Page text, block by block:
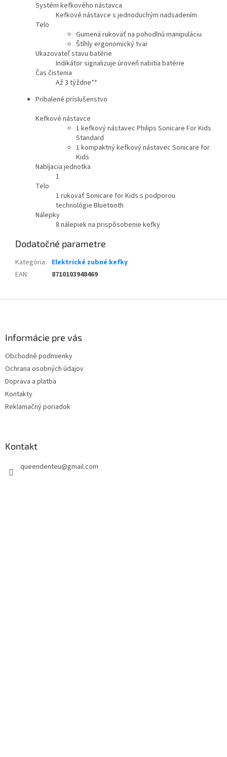
Systém kefkového nástavca
Kefkové nástavce s jednoduchým nadsadením
Telo
Gumená rukoväť na pohodlnú manipuláciu
Štíhly ergonomický tvar
Ukazovateľ stavu batérie
Indikátor signalizuje úroveň nabitia batérie
Čas čistenia
Až 3 týždne**
Pribalené príslušenstvo
Kefkové nástavce
1 kefkový nástavec Philips Sonicare For Kids
Standard
1 kompaktný kefkový nástavec Sonicare for
Kids
Nabíjacia jednotka
1
Telo
1 rukoväť Sonicare for Kids s podporou
technológie Bluetooth
Nálepky
8 nálepiek na prispôsobenie kefky
Dodatočné parametre
Kategória: Elektrické zubné kefky
EAN: 8710103948469
Informácie pre vás
Obchodné podmienky
Ochrana osobných údajov
Doprava a platba
Kontakty
Reklamačný poriadok
Kontakt
queendenteu@gmail.com